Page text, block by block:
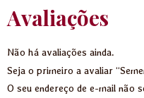
Avaliações
Não há avaliações ainda.
Seja o primeiro a avaliar
O seu endereço de e-mail não